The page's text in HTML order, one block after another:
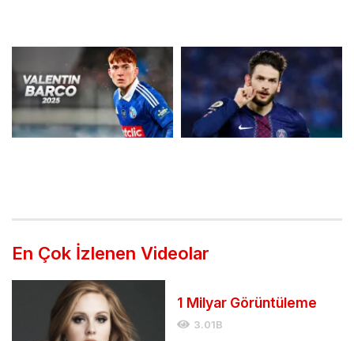
En Çok İzlenen Videolar
1 Milyar Görüntüleme
3.01B